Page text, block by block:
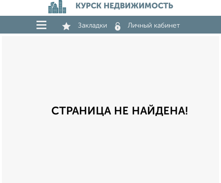
КУРСК НЕДВИЖИМОСТЬ
Закладки Личный кабинет
СТРАНИЦА НЕ НАЙДЕНА!